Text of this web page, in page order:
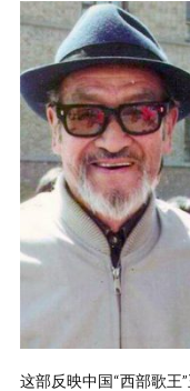
这部反映中国“西部歌王